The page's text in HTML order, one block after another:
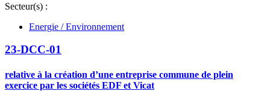
Secteur(s) :
Energie / Environnement
23-DCC-01
relative à la création d’une entreprise commune de plein
exercice par les sociétés EDF et Vicat